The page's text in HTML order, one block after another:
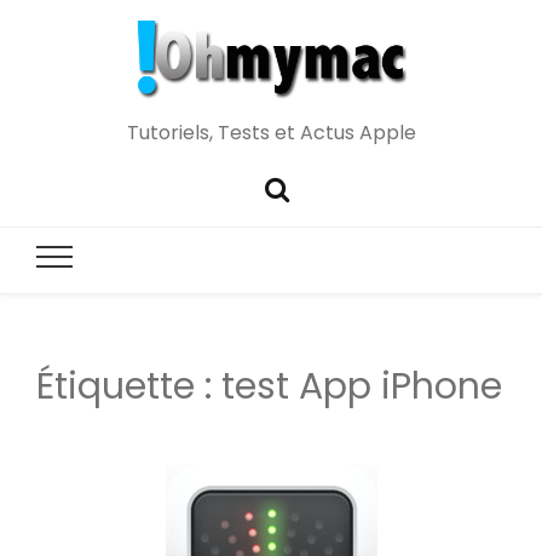
Tutoriels, Tests et Actus Apple
Étiquette : test App iPhone